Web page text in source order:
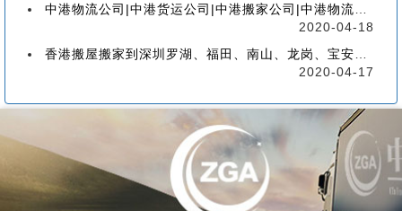
中港物流公司|中港货运公司|中港搬家公司|中港物流搬家到广州的流程、联运、包装、价格
2020-04-18
香港搬屋搬家到深圳罗湖、福田、南山、龙岗、宝安、盐田、龙华、大鹏、坪山流程和价格
2020-04-17